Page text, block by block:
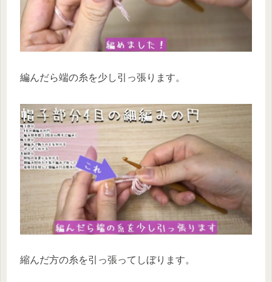
編んだら端の糸を少し引っ張ります。
縮んだ方の糸を引っ張ってしぼります。